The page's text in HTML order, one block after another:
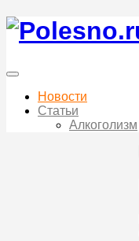
Новости
Статьи
Алкоголизм